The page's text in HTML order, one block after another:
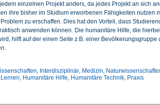
einzelnen Projekt anders, da jedes Projekt an sich
ihre bisher im Studium erworbenen Fähigkeiten nutzen
zu erschaffen. Dies hat den Vorteil, dass
anwenden können. Die humanitäre Hilfe, die
hilft auf der einen Seite z.B. einer
, Interdisziplinär, Medizin,
, Humanitäre Hilfe, Humanitäre Technik, Praxis